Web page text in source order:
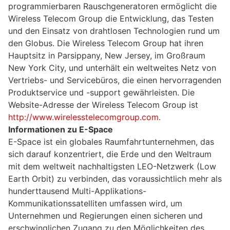
programmierbaren Rauschgeneratoren ermöglicht die
Wireless Telecom Group die Entwicklung, das Testen
und den Einsatz von drahtlosen Technologien rund um
den Globus. Die Wireless Telecom Group hat ihren
Hauptsitz in Parsippany, New Jersey, im Großraum
New York City, und unterhält ein weltweites Netz von
Vertriebs- und Servicebüros, die einen hervorragenden
Produktservice und -support gewährleisten. Die
Website-Adresse der Wireless Telecom Group ist
http://www.wirelesstelecomgroup.com.
Informationen zu E-Space
E-Space ist ein globales Raumfahrtunternehmen, das
sich darauf konzentriert, die Erde und den Weltraum
mit dem weltweit nachhaltigsten LEO-Netzwerk (Low
Earth Orbit) zu verbinden, das voraussichtlich mehr als
hunderttausend Multi-Applikations-
Kommunikationssatelliten umfassen wird, um
Unternehmen und Regierungen einen sicheren und